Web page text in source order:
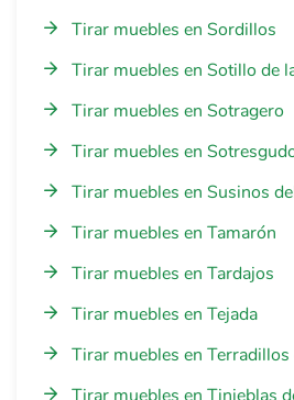
Tirar muebles en Sordillos
Tirar muebles en Sotillo de
Tirar muebles en Sotragero
Tirar muebles en
Tirar muebles en Susinos
Tirar muebles en Tamarón
Tirar muebles en Tardajos
Tirar muebles en Tejada
Tirar muebles en Terradillos